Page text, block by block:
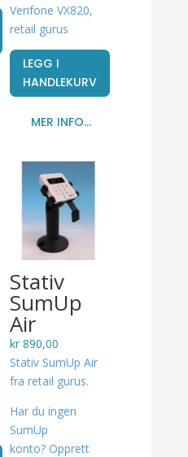
Verifone VX820,
retail gurus
LEGG I
HANDLEKURV
MER INFO...
Stativ
SumUp
Air
kr 890,00
Stativ SumUp Air
fra retail gurus.
Har du ingen
SumUp
konto? Opprett